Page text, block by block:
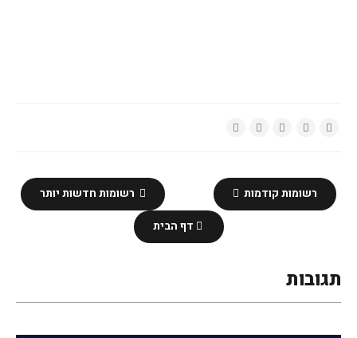
רשומות חדשות יותר רשומות קודמות
דף הבית
תגובות